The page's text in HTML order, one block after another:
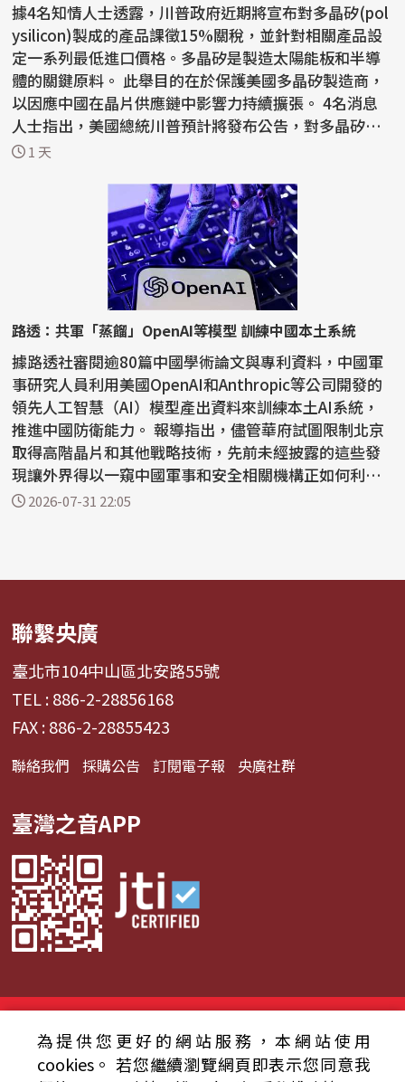
據4名知情人士透露，川普政府近期將宣布對多晶矽(pol
ysilicon)製成的產品課徵15%關稅，並針對相關產品設
定一系列最低進口價格。多晶矽是製造太陽能板和半導
體的關鍵原料。 此舉目的在於保護美國多晶矽製造商，
以因應中國在晶片供應鏈中影響力持續擴張。 4名消息
人士指出，美國總統川普預計將發布公告，對多晶矽、
矽晶...
1 天
路透：共軍「蒸餾」OpenAI等模型 訓練中國本土系統
據路透社審閱逾80篇中國學術論文與專利資料，中國軍
事研究人員利用美國OpenAI和Anthropic等公司開發的
領先人工智慧（AI）模型產出資料來訓練本土AI系統，
推進中國防衛能力。 報導指出，儘管華府試圖限制北京
取得高階晶片和其他戰略技術，先前未經披露的這些發
現讓外界得以一窺中國軍事和安全相關機構正如何利用
美國尖...
2026-07-31 22:05
聯繫央廣
臺北市104中山區北安路55號
TEL : 886-2-28856168
FAX : 886-2-28855423
聯絡我們 採購公告 訂閱電子報 央廣社群
臺灣之音APP
© 2024財團法人中央廣播電臺 版權所有
資通安全政策聲明
服務條款 隱私權條款
為提供您更好的網站服務，本網站使用
cookies。 若您繼續瀏覽網頁即表示您同意我